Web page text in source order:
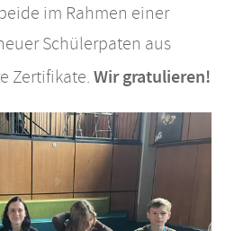
im Rahmen einer
Schülerpaten aus
Zertifikate.Wir gratulieren!